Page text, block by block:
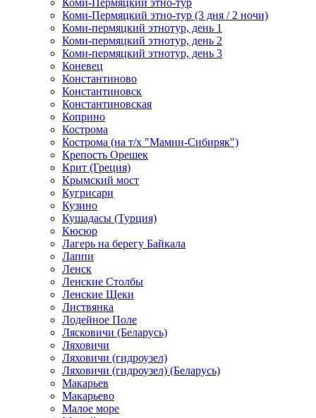
Коми-Пермяцкий этно-тур
Коми-Пермяцкий этно-тур (3 дня / 2 ночи)
Коми-пермяцкий этнотур, день 1
Коми-пермяцкий этнотур, день 2
Коми-пермяцкий этнотур, день 3
Коневец
Константиново
Константиновск
Константиновская
Коприно
Кострома
Кострома (на т/х "Мамин-Сибиряк")
Крепость Орешек
Крит (Греция)
Крымский мост
Кугрисари
Кузино
Кушадасы (Турция)
Кюсюр
Лагерь на берегу Байкала
Лаппи
Ленск
Ленские Столбы
Ленские Щеки
Листвянка
Лодейное Поле
Лясковичи (Беларусь)
Ляховичи
Ляховичи (гидроузел)
Ляховичи (гидроузел) (Беларусь)
Макарьев
Макарьево
Малое море